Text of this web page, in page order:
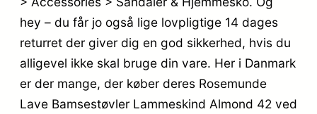
hey – du får jo også lige lovpligtige 14 dages
returret der giver dig en god sikkerhed, hvis du
alligevel ikke skal bruge din vare. Her i Danmark
er der mange, der køber deres Rosemunde
Lave Bamsestøvler Lammeskind Almond 42 ved